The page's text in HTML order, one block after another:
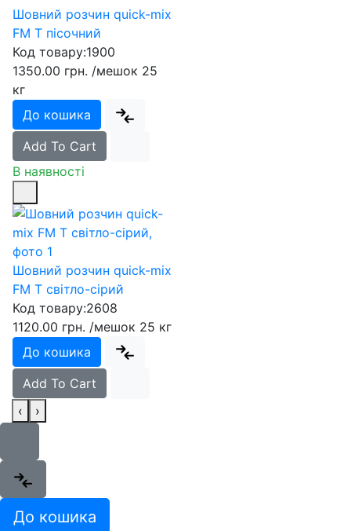
Шовний розчин quick-mix
FM T пісочний
Код товару:1900
1350.00 грн. /мешок 25
кг
До кошика
Add To Cart
В наявності
Шовний розчин quick-mix
FM T світло-сірий
Код товару:2608
1120.00 грн. /мешок 25 кг
До кошика
Add To Cart
‹
›
До кошика